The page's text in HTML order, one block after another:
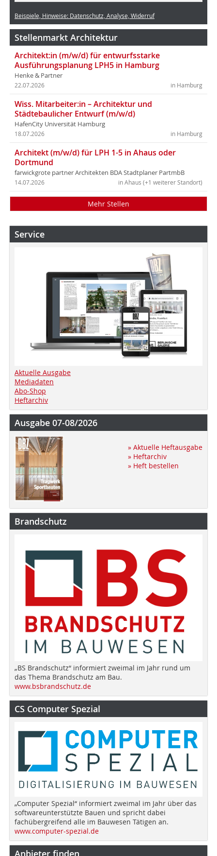
Beispiele, Hinweise: Datenschutz, Analyse, Widerruf
Stellenmarkt Architektur
Architekt:in (m/w/d) für entwurfsstarke
Ausführungsplanung LPH5 in Hamburg
Henke & Partner
in Hamburg
22.07.2026
Wiss. Mitarbeiter:in – Architektur und
Städtebaulicher Entwurf (m/w/d)
HafenCity Universität Hamburg
in Hamburg
18.07.2026
Architekt (m/w/d) für LPH 1-5 in Ahaus oder
Dortmund
farwickgrote partner Architekten BDA Stadtplaner PartmbB
in Ahaus (+1 weiterer Standort)
14.07.2026
Mehr Stellen
Service
Aktuelle Ausgabe
Mediadaten
Abo-Shop
Heftarchiv
Ausgabe 07-08/2026
» Aktuelle Heftausgabe
» Heftarchiv
» Heft bestellen
Brandschutz
„BS Brandschutz“ informiert zweimal im Jahr rund um
das Thema Brandschutz am Bau.
www.bsbrandschutz.de
CS Computer Spezial
„Computer Spezial“ informiert zweimal im Jahr über das
softwareunterstützte Bauen und spricht dabei
fachübergreifend alle im Bauwesen Tätigen an.
www.computer-spezial.de
Anbieter finden